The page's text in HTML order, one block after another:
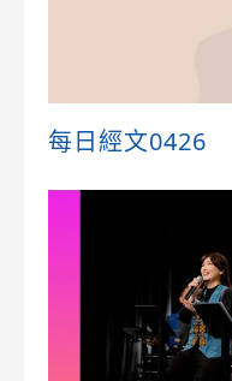
每日經文0426